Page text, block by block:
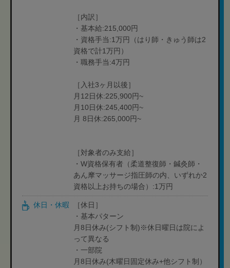
［内訳］
・基本給:215,000円
・資格手当:1万円（はり師・きゅう師は2
資格で計1万円）
・職務手当:4万円
［入社3ヶ月以後］
月12日休:225,900円~
月10日休:245,400円~
月 8日休:265,000円~
［対象者のみ支給］
・W資格保有者（柔道整復師・鍼灸師・
あん摩マッサージ指圧師の内、いずれか2
資格以上お持ちの場合）:1万円
休日・休暇
［休日］
・基本パターン
月8日休み(シフト制)※休日曜日は院によ
って異なる
・一部院
月8日休み(木曜日固定休み+他シフト制）